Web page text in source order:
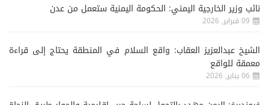
نائب وزير الخارجية اليمني: الحكومة اليمنية ستعمل من عدن
09 فبراير, 2026
الشيخ عبدالعزيز العقاب: واقع السلام في المنطقة يحتاج إلى قراءة
معمقة للواقع
06 يناير, 2026